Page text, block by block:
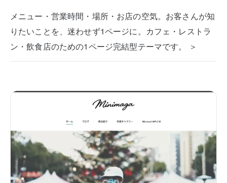
メニュー・営業時間・場所・お店の空気。お客さんが知
りたいことを、迷わせず1ページに。カフェ・レストラ
ン・飲食店のための1ページ完結型テーマです。 ＞